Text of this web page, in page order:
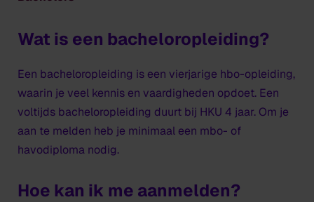
Wat is een bacheloropleiding?
Een bacheloropleiding is een vierjarige hbo-opleiding,
waarin je veel kennis en vaardigheden opdoet. Een
voltijds bacheloropleiding duurt bij HKU 4 jaar. Om je
aan te melden heb je minimaal een mbo- of
havodiploma nodig.
Hoe kan ik me aanmelden?